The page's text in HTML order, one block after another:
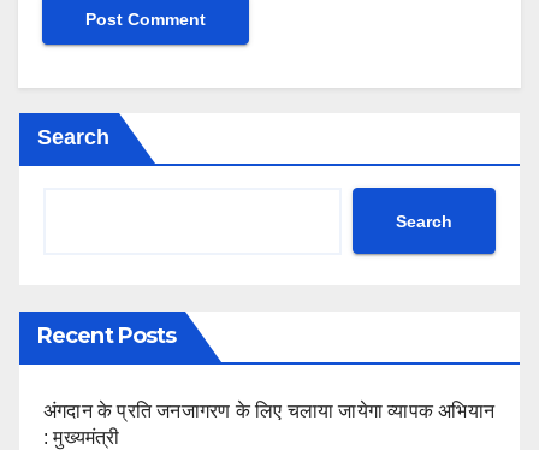
Search
Search
Recent Posts
अंगदान के प्रति जनजागरण के लिए चलाया जायेगा व्यापक अभियान
: मुख्यमंत्री